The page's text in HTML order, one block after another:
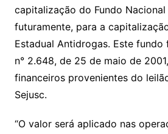
capitalização do Fundo
futuramente, para a
Estadual Antidrogas. Este
n° 2.648, de 25 de maio de
financeiros provenientes do
Sejusc.
“O valor será aplicado nas